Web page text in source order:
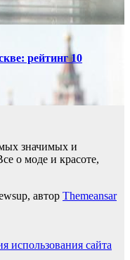
рейтинг 10
значимых и
о моде и красоте,
автор Themeansar
использования сайта